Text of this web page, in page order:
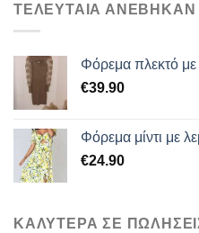
ΤΕΛΕΥΤΑΙΑ ΑΝΕΒΗΚΑΝ
Φόρεμα πλεκτό με
€39.90
Φόρεμα μίντι με
€24.90
ΚΑΛΥΤΕΡΑ ΣΕ